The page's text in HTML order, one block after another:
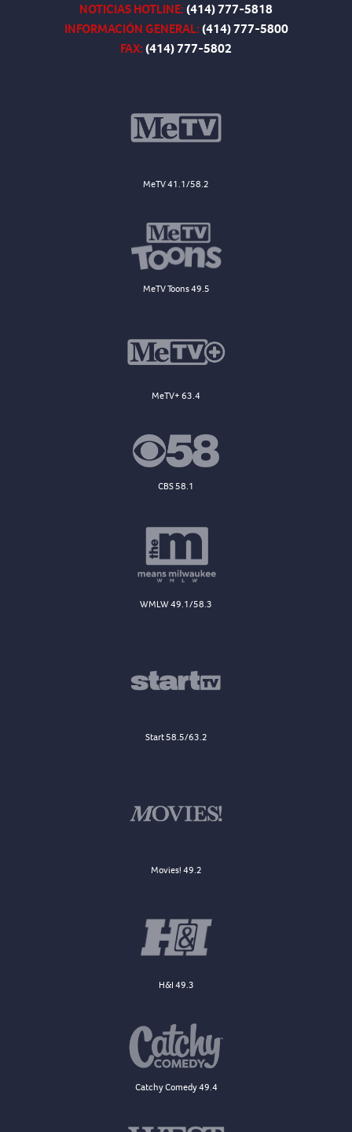
NOTICIAS HOTLINE:(414) 777-5818
INFORMACIÓN GENERAL:(414) 777-5800
FAX:(414) 777-5802
MeTV 41.1/58.2
MeTV Toons 49.5
MeTV+ 63.4
CBS 58.1
WMLW 49.1/58.3
Start 58.5/63.2
Movies! 49.2
H&I 49.3
Catchy Comedy 49.4